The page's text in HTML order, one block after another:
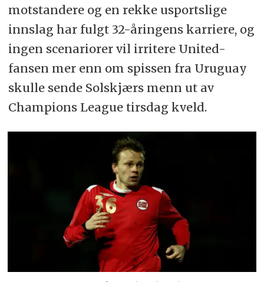
motstandere og en rekke usportslige
innslag har fulgt 32-åringens karriere, og
ingen scenariorer vil irritere United-
fansen mer enn om spissen fra Uruguay
skulle sende Solskjærs menn ut av
Champions League tirsdag kveld.